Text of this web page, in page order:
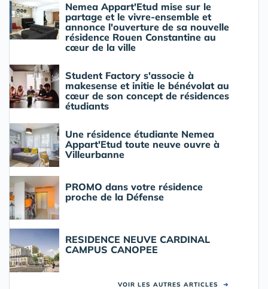
Nemea Appart'Etud mise sur le
partage et le vivre-ensemble et
annonce l'ouverture de sa nouvelle
résidence Rouen Constantine au
cœur de la ville
Student Factory s'associe à
makesense et initie le bénévolat au
cœur de son concept de résidences
étudiants
Une résidence étudiante Nemea
Appart'Etud toute neuve ouvre à
Villeurbanne
PROMO dans votre résidence
proche de la Défense
RESIDENCE NEUVE CARDINAL
CAMPUS CANOPEE
VOIR LES AUTRES ARTICLES ➜